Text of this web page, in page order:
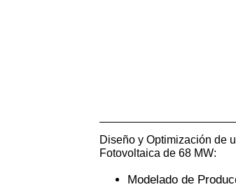
Diseño y Optimización de
Fotovoltaica de 68 MW:
Modelado de